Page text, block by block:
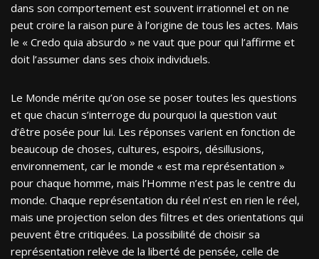
dans son comportement est souvent irrationnel et on ne
peut croire la raison pure à l’origine de tous les actes. Mais
le « Credo quia absurdo » ne vaut que pour qui l’affirme et
doit l’assumer dans ses choix individuels.
Le Monde mérite qu’on ose se poser toutes les questions
et que chacun s’interroge du pourquoi la question vaut
d’être posée pour lui. Les réponses varient en fonction de
beaucoup de choses, cultures, espoirs, désillusions,
environnement, car le monde « est ma représentation »
pour chaque homme, mais l’Homme n’est pas le centre du
monde. Chaque représentation du réel n’est en rien le réel,
mais une projection selon des filtres et des orientations qui
peuvent être critiquées. La possibilité de choisir sa
représentation relève de la liberté de pensée, celle de